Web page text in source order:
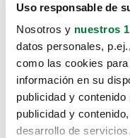
Uso responsable de
Nosotros y nuestros
datos personales,
como las cookies
información en su
publicidad y
publicidad y
desarrollo de